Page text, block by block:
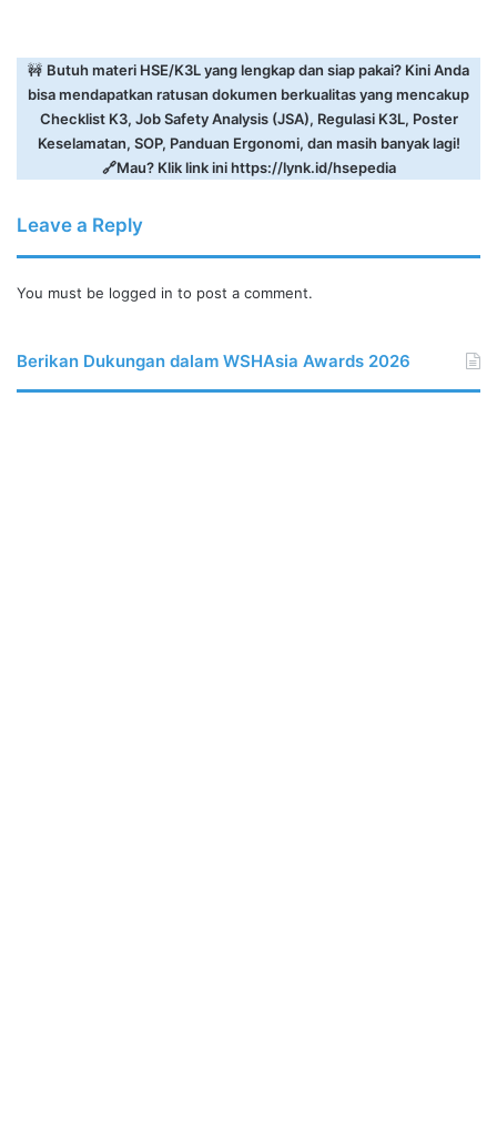
🚧 Butuh materi HSE/K3L yang lengkap dan siap pakai? Kini Anda
bisa mendapatkan ratusan dokumen berkualitas yang mencakup
Checklist K3, Job Safety Analysis (JSA), Regulasi K3L, Poster
Keselamatan, SOP, Panduan Ergonomi, dan masih banyak lagi!
🔗Mau? Klik link inihttps://lynk.id/hsepedia
Leave a Reply
You must be logged in to post a comment.
Berikan Dukungan dalam WSHAsia Awards 2026